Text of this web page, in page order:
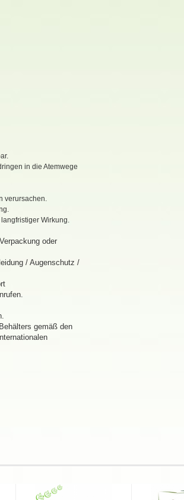
in die Atemwege
verursachen.
Wirkung.
oder
/ Augenschutz /
gemäß den